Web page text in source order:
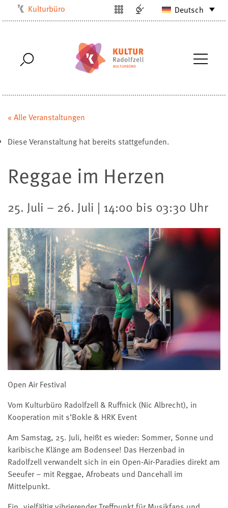
Kulturbüro
Stadtarchiv
Stadtbibliothek
Villa Bosch
Deutsch
« Alle Veranstaltungen
Diese Veranstaltung hat bereits stattgefunden.
Reggae im Herzen
25. Juli – 26. Juli | 14:00 bis 03:30 Uhr
Open Air Festival
Vom Kulturbüro Radolfzell & Ruffnick (Nic Albrecht), in
Kooperation mit s’Bokle & HRK Event
Am Samstag, 25. Juli, heißt es wieder: Sommer, Sonne und
karibische Klänge am Bodensee! Das Herzenbad in
Radolfzell verwandelt sich in ein Open-Air-Paradies direkt am
Seeufer – mit Reggae, Afrobeats und Dancehall im
Mittelpunkt.